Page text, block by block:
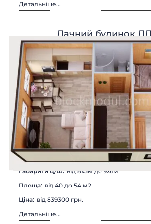
Головна
Каталог
Наші роботи
Про
Наші клієнти
Технології
Доставка і монтаж
Питання-
Новини
Блог
Контакти
Відгуки
Детальніше...
Дачний будинок
Габарити Д/Ш: від 8х5м до 9х6м
Площа: від 40 до 54 м2
Цiна: від 839300 грн.
Детальніше...